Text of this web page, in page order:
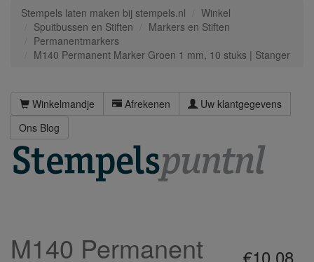
Stempels laten maken bij stempels.nl
Winkel
Spuitbussen en Stiften
Markers en Stiften
Permanentmarkers
M140 Permanent Marker Groen 1 mm, 10 stuks | Stanger
Winkelmandje Afrekenen
Uw klantgegevens
Ons Blog
€10,08
M140 Permanent